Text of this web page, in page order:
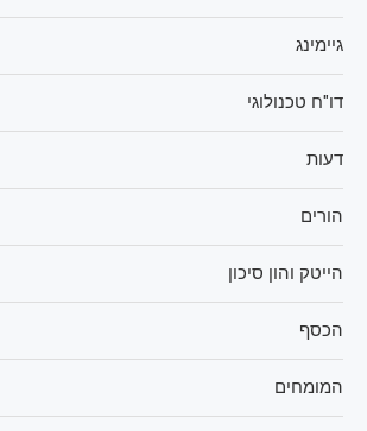
גיימינג
דו"ח טכנולוגי
דעות
הורים
הייטק והון סיכון
הכסף
המומחים